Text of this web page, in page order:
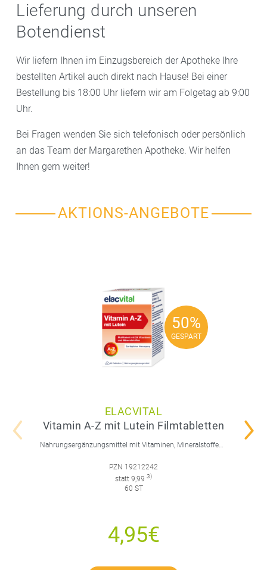
Lieferung durch unseren
Botendienst
Wir liefern Ihnen im Einzugsbereich der Apotheke Ihre
bestellten Artikel auch direkt nach Hause! Bei einer
Bestellung bis 18:00 Uhr liefern wir am Folgetag ab 9:00
Uhr.
Bei Fragen wenden Sie sich telefonisch oder persönlich
an das Team der Margarethen Apotheke. Wir helfen
Ihnen gern weiter!
AKTIONS-ANGEBOTE
50%
GESPART
50%
GESPART
ELACVITAL
Vitamin A-Z mit Lutein Filmtabletten
Nahrungsergänzungsmittel mit Vitaminen, Mineralstoffen, Spurenelementen und Lutein.
PZN 19212242
statt 9,99 3)
60 ST
4,95€